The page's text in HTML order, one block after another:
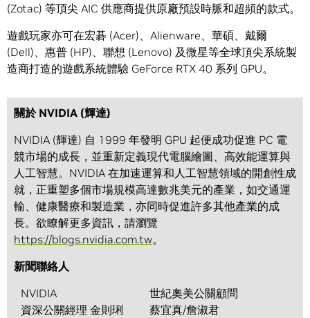
(Zotac) 等頂尖 AIC 供應商提供原廠預設時脈和超頻的款式。
遊戲玩家亦可在宏碁 (Acer)、Alienware、華碩、戴爾
(Dell)、惠普 (HP)、聯想 (Lenovo) 及微星等全球頂尖系統製
造商打造的遊戲系統體驗 GeForce RTX 40 系列 GPU。
關於 NVIDIA (輝達)
NVIDIA (輝達) 自 1999 年發明 GPU 起便成功促進 PC 電
競市場的成長，並重新定義現代電腦繪圖、高效能運算與
人工智慧。NVIDIA 在加速運算和人工智慧領域的開創性成
就，正重塑多個市場規模高達數兆美元的產業，如交通運
輸、健康醫療和製造業，亦同時促進許多其他產業的成
長。欲瞭解更多資訊，請瀏覽
https://blogs.nvidia.com.tw。
新聞聯絡人
NVIDIA
資深公關經理 金則琍
世紀奧美公關顧問
蔡宜真/詹淑君